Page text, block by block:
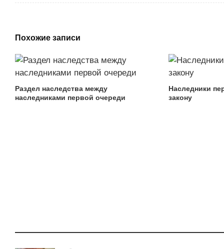
Похожие записи
Раздел наследства между
наследниками первой очереди
Наследники
закону